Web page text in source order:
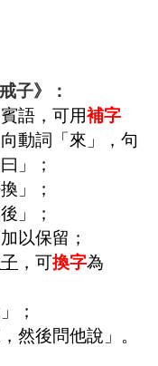
子》：
語，可用補字
動詞「來」，句
」；
」；
」；
以保留；
，可換字為
；
然後問他說」。